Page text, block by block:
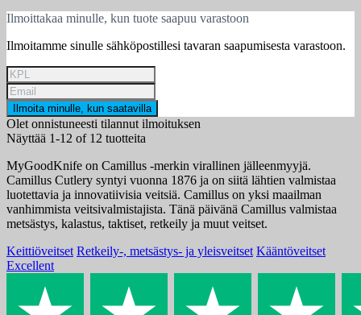
Ilmoittakaa minulle, kun tuote saapuu varastoon
Ilmoitamme sinulle sähköpostillesi tavaran saapumisesta varastoon.
Ilmoita minulle, kun saatavilla
Olet onnistuneesti tilannut ilmoituksen
Näyttää 1-12 of 12 tuotteita
MyGoodKnife on Camillus -merkin virallinen jälleenmyyjä.
Camillus Cutlery syntyi vuonna 1876 ja on siitä lähtien valmistaa
luotettavia ja innovatiivisia veitsiä. Camillus on yksi maailman
vanhimmista veitsivalmistajista. Tänä päivänä Camillus valmistaa
metsästys, kalastus, taktiset, retkeily ja muut veitset.
Keittiöveitset Retkeily-, metsästys- ja yleisveitset Kääntöveitset
Excellent